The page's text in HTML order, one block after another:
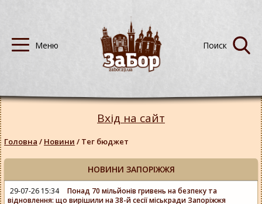
Вхід на сайт
Головна / Новини / Тег бюджет
НОВИНИ ЗАПОРІЖЖЯ
29-07-26 15:34
Понад 70 мільйонів гривень на безпеку та
відновлення: що вирішили на 38-й сесії міськради Запоріжжя